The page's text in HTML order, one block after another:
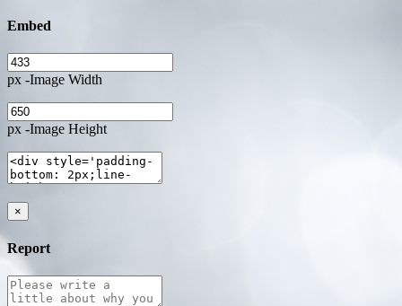
Embed
px -Image Width
px -Image Height
×
Report